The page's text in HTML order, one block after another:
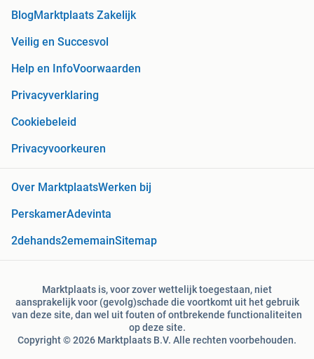
BlogMarktplaats Zakelijk
Veilig en Succesvol
Help en InfoVoorwaarden
Privacyverklaring
Cookiebeleid
Privacyvoorkeuren
Over MarktplaatsWerken bij
PerskamerAdevinta
2dehands2ememainSitemap
Marktplaats is, voor zover wettelijk toegestaan, niet
aansprakelijk voor (gevolg)schade die voortkomt uit het gebruik
van deze site, dan wel uit fouten of ontbrekende functionaliteiten
op deze site.
Copyright © 2026 Marktplaats B.V. Alle rechten voorbehouden.